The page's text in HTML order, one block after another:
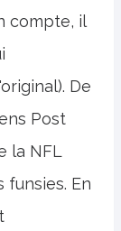
compte, il
De
Post
la NFL
funsies. En